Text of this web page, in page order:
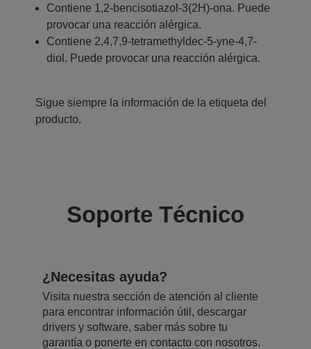
Contiene 1,2-bencisotiazol-3(2H)-ona. Puede
provocar una reacción alérgica.
Contiene 2,4,7,9-tetramethyldec-5-yne-4,7-
diol. Puede provocar una reacción alérgica.
Sigue siempre la información de la etiqueta del
producto.
Soporte Técnico
¿Necesitas ayuda?
Visita nuestra sección de atención al cliente
para encontrar información útil, descargar
drivers y software, saber más sobre tu
garantía o ponerte en contacto con nosotros.